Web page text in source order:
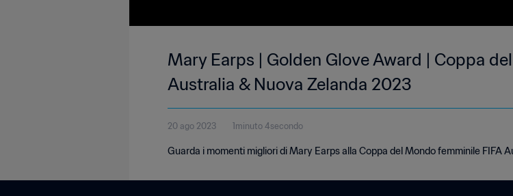
Mary Earps | Golden Glove Award | Coppa
Australia & Nuova Zelanda 2023
20 ago 2023 1minuto 4secondo
Guarda i momenti migliori di Mary Earps alla Coppa del Mondo femminile FIFA